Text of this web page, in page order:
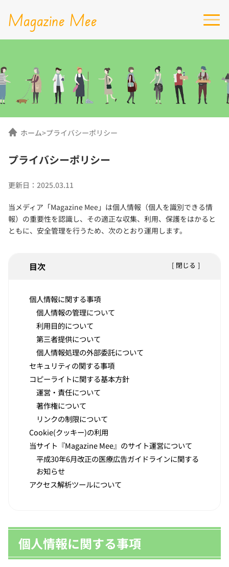
Magazine Mee
ホーム>プライバシーポリシー
プライバシーポリシー
更新日： 2025.03.11
当メディア「Magazine Mee」は個人情報（個人を識別できる情
報）の重要性を認識し、その適正な収集、利用、保護をはかると
ともに、安全管理を行うため、次のとおり運用します。
目次 閉じる
個人情報に関する事項
個人情報の管理について
利用目的について
第三者提供について
個人情報処理の外部委託について
セキュリティの関する事項
コピーライトに関する基本方針
運営・責任について
著作権について
リンクの制限について
Cookie(クッキー)の利用
当サイト『Magazine Mee』のサイト運営について
平成30年6月改正の医療広告ガイドラインに関する
お知らせ
アクセス解析ツールについて
個人情報に関する事項